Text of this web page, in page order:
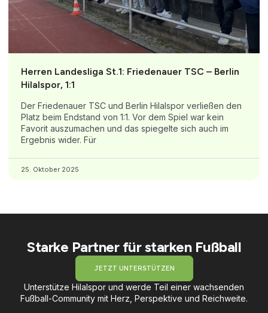
Herren Landesliga St.1: Friedenauer TSC – Berlin
Hilalspor, 1:1
Der Friedenauer TSC und Berlin Hilalspor verließen den
Platz beim Endstand von 1:1. Vor dem Spiel war kein
Favorit auszumachen und das spiegelte sich auch im
Ergebnis wider. Für
25. Oktober 2025
Starke Partner für starken Fußball
JETZT UNTERSTÜTZEN
Unterstütze Hilalspor und werde Teil einer wachsenden
Fußball-Community mit Herz, Perspektive und Reichweite.